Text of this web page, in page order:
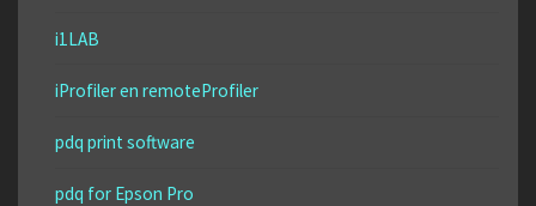
i1LAB
iProfiler en remoteProfiler
pdq print software
pdq for Epson Pro